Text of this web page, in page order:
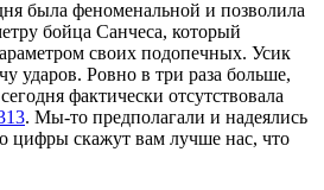
была феноменальной и позволила
бойца Санчеса, который
своих подопечных. Усик
ударов. Ровно в три раза больше,
фактически отсутствовала
. Мы-то предполагали и надеялись
цифры скажут вам лучше нас, что